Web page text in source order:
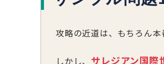
攻略の近道は、もちろん本
しかし、 サレジアン国際